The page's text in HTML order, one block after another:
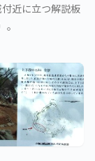
近に立つ解説板